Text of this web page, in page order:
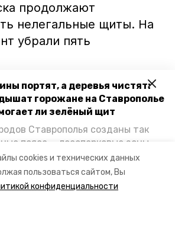
cookies и технических данных
пользоваться сайтом, Вы
конфиденциальности
портят, а деревья чистят:
горожане на Ставрополье
ли зелёный щит
Ставрополья созданы так
пояса — лесопарковые зоны,
воздействие выхлопных
Справляются ли они с
потоком автотранспорта и
жители края, узнала
продолжают
нелегальные щиты. На
убрали пять
что от незаконной
здания на улице
проводят беседы о
и использования